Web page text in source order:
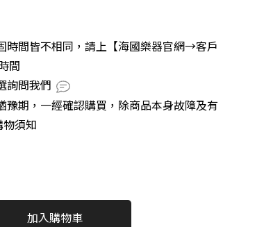
間皆不相同，請上【海國樂器官網→客戶
間
詢問我們
期，一經確認購買，除商品本身故障及有
須知
加入購物車